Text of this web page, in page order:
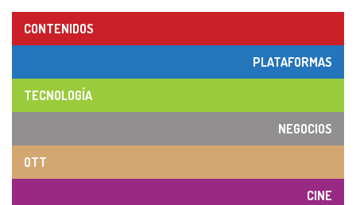
CONTENIDOS
PLATAFORMAS
TECNOLOGÍA
NEGOCIOS
OTT
CINE